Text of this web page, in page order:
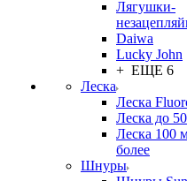
Лягушки-
Daiwa
Lucky John
+ ЕЩЕ 6
Леска
Леска
Леска до
Леска 100
более
Шнуры